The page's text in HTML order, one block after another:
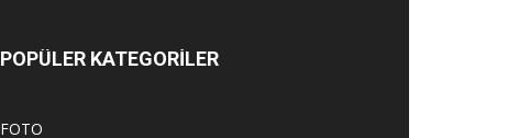
POPÜLER KATEGORİLER
FOTO